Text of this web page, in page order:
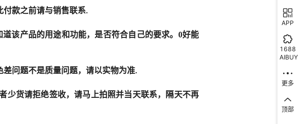
APP
1688
AIBUY
更多
顶部